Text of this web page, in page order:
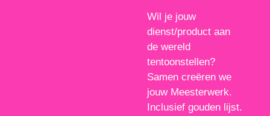
Wil je jouw
dienst/product aan
de wereld
tentoonstellen?
Samen creëren we
jouw Meesterwerk.
Inclusief gouden lijst.